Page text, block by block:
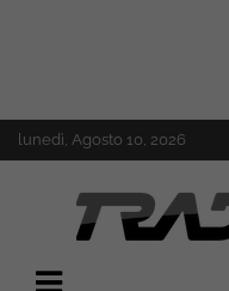
Skip
to
lunedì, Agosto 10, 2026
Trading.it